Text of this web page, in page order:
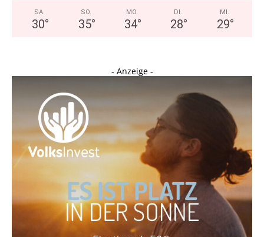
SA.
30°
SO.
35°
MO.
34°
DI.
28°
MI.
29°
- Anzeige -